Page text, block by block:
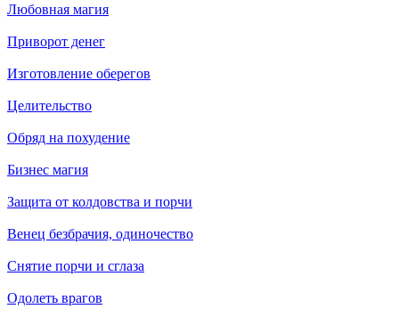
Любовная магия
Приворот денег
Изготовление оберегов
Целительство
Обряд на похудение
Бизнес магия
Защита от колдовства и порчи
Венец безбрачия, одиночество
Снятие порчи и сглаза
Одолеть врагов